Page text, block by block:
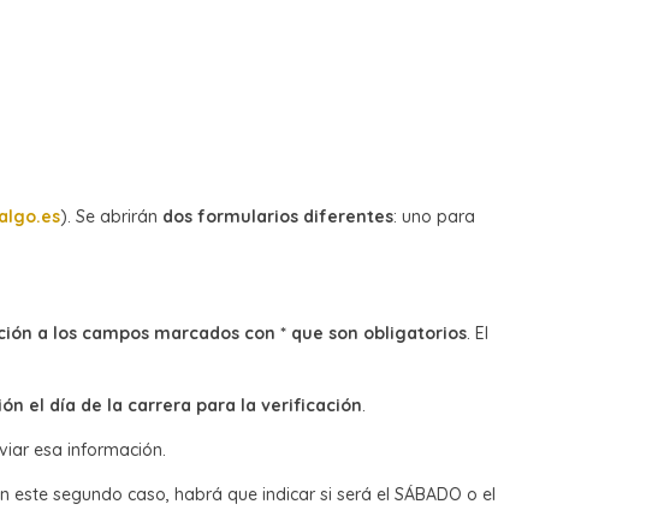
). Se abrirán dos formularios diferentes: uno para
a los campos marcados con * que son obligatorios. El
el día de la carrera para la verificación.
esa información.
este segundo caso, habrá que indicar si será el SÁBADO o el